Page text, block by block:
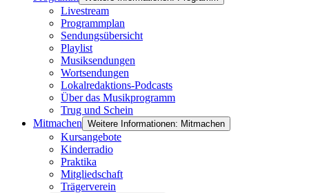
Livestream
Programmplan
Sendungsübersicht
Playlist
Musiksendungen
Wortsendungen
Lokalredaktions-Podcasts
Über das Musikprogramm
Trug und Schein
Mitmachen Weitere Informationen: Mitmachen
Kursangebote
Kinderradio
Praktika
Mitgliedschaft
Trägerverein